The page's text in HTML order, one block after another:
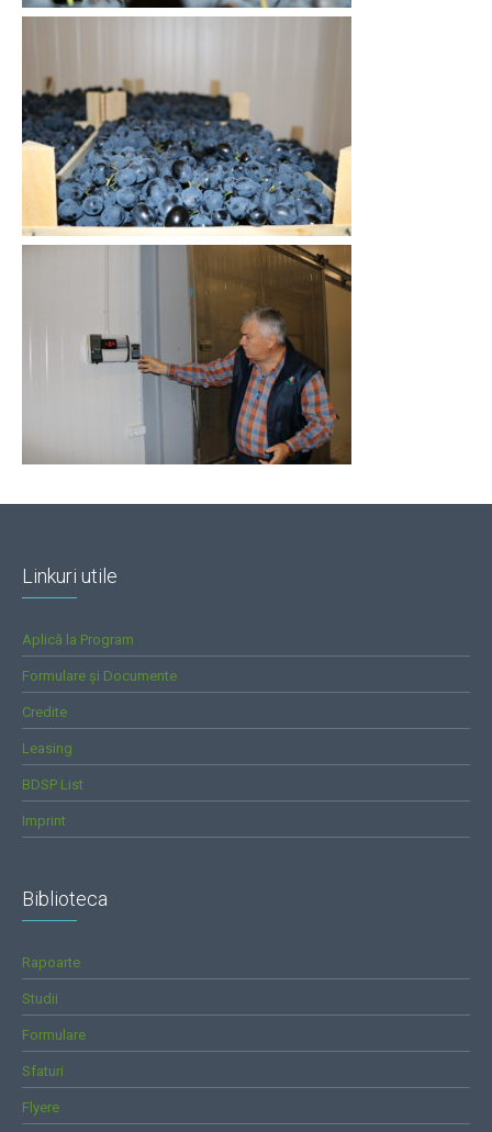
Linkuri utile
Aplică la Program
Formulare și Documente
Credite
Leasing
BDSP List
Imprint
Biblioteca
Rapoarte
Studii
Formulare
Sfaturi
Flyere